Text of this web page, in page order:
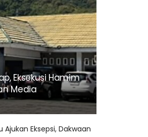
Eksekusi Hamim
Media
Eksepsi, Dakwaan